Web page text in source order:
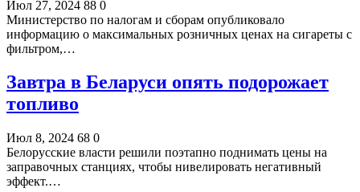
Июл 27, 2024 88 0
Министерство по налогам и сборам опубликовало
информацию о максимальных розничных ценах на сигареты с
фильтром,…
Завтра в Беларуси опять подорожает
топливо
Июл 8, 2024 68 0
Белорусские власти решили поэтапно поднимать цены на
заправочных станциях, чтобы нивелировать негативный
эффект.…